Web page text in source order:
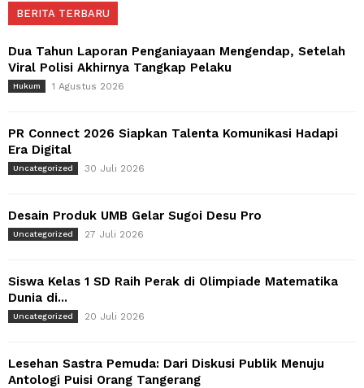
BERITA TERBARU
Dua Tahun Laporan Penganiayaan Mengendap, Setelah
Viral Polisi Akhirnya Tangkap Pelaku
Hukum 1 Agustus 2026
PR Connect 2026 Siapkan Talenta Komunikasi Hadapi
Era Digital
Uncategorized 30 Juli 2026
Desain Produk UMB Gelar Sugoi Desu Pro
Uncategorized 27 Juli 2026
Siswa Kelas 1 SD Raih Perak di Olimpiade Matematika
Dunia di...
Uncategorized 20 Juli 2026
Lesehan Sastra Pemuda: Dari Diskusi Publik Menuju
Antologi Puisi Orang Tangerang